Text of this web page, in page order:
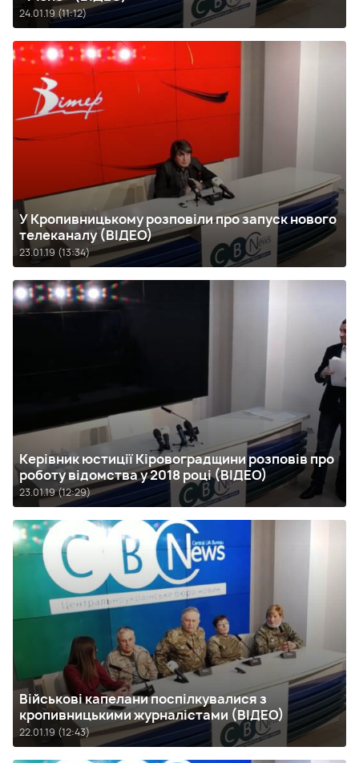
24.01.19 (11:12)
У Кропивницькому розповіли про запуск нового
телеканалу (ВІДЕО)
23.01.19 (13:34)
Керівник юстиції Кіровоградщини розповів про
роботу відомства у 2018 році (ВІДЕО)
23.01.19 (12:29)
Військові капелани поспілкувалися з
кропивницькими журналістами (ВІДЕО)
22.01.19 (12:43)